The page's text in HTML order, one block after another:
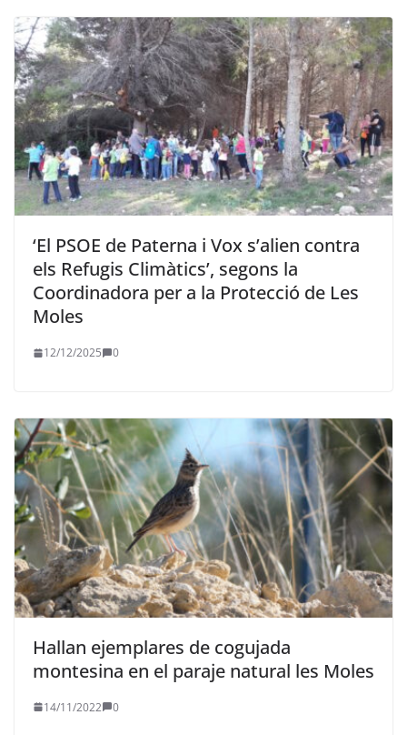
‘El PSOE de Paterna i Vox s’alien contra
els Refugis Climàtics’, segons la
Coordinadora per a la Protecció de Les
Moles
12/12/2025 0
Hallan ejemplares de cogujada
montesina en el paraje natural les Moles
14/11/2022 0